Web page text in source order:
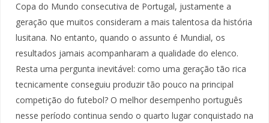
Copa do Mundo consecutiva de Portugal, justamente a
geração que muitos consideram a mais talentosa da história
lusitana. No entanto, quando o assunto é Mundial, os
resultados jamais acompanharam a qualidade do elenco.
Resta uma pergunta inevitável: como uma geração tão rica
tecnicamente conseguiu produzir tão pouco na principal
competição do futebol? O melhor desempenho português
nesse período continua sendo o quarto lugar conquistado na